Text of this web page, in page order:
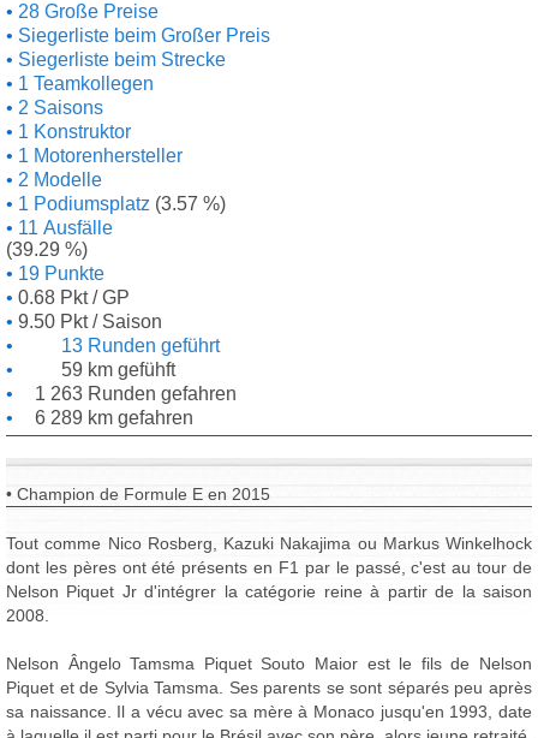
28 Große Preise
Siegerliste beim Großer Preis
Siegerliste beim Strecke
1 Teamkollegen
2 Saisons
1 Konstruktor
1 Motorenhersteller
2 Modelle
1 Podiumsplatz (3.57 %)
11 Ausfälle
(39.29 %)
19 Punkte
0.68 Pkt / GP
9.50 Pkt / Saison
13 Runden geführt
59 km gefühft
1 263 Runden gefahren
6 289 km gefahren
• Champion de Formule E en 2015
Tout comme Nico Rosberg, Kazuki Nakajima ou Markus Winkelhock
dont les pères ont été présents en F1 par le passé, c'est au tour de
Nelson Piquet Jr d'intégrer la catégorie reine à partir de la saison
2008.
Nelson Ângelo Tamsma Piquet Souto Maior est le fils de Nelson
Piquet et de Sylvia Tamsma. Ses parents se sont séparés peu après
sa naissance. Il a vécu avec sa mère à Monaco jusqu'en 1993, date